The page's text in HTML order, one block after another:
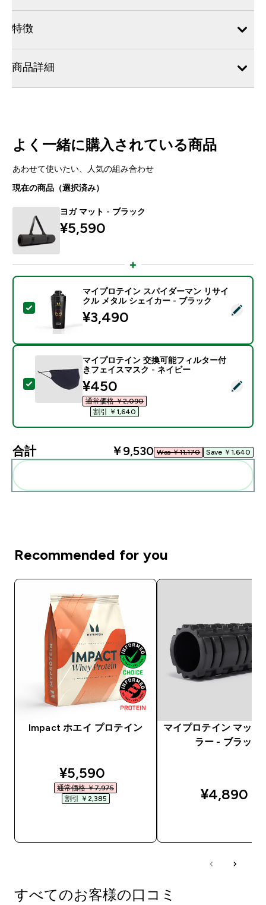
特徴
商品詳細
よく一緒に購入されている商品
あわせて使いたい、人気の組み合わせ
現在の商品（選択済み）
ヨガ マット - ブラック
¥5,590‎
この商品を選択 - マイプロテイン スパイダーマン リ
マイプロテイン スパイダーマン リサイ
クル メタル シェイカー - ブラック
¥3,490‎
この商品を選択 - マイプロテイン 交換可能フィルタ
マイプロテイン 交換可能フィルター付
きフェイスマスク - ネイビー
discounted price
¥450‎
通常価格 ￥2,090‎
割引 ￥1,640‎
合計 ￥9,530‎ Was ￥11,170‎ Save ￥1,640‎
Recommended for you
Impact ホエイ プロテイン
discounted price
¥5,590‎
通常価格 ￥7,975‎
割引 ￥2,385‎
マイプロテイン マッス
ラー - ブラック
¥4,890‎
すべてのお客様の口コミ